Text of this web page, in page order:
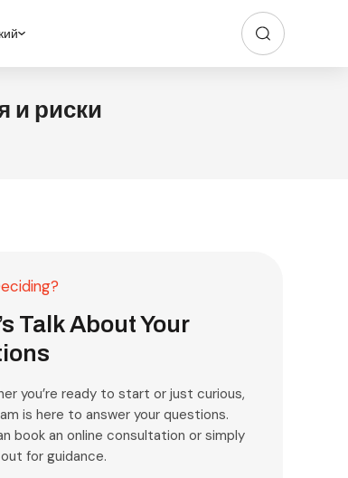
и риски
Talk About Your
you’re ready to start or just curious,
is here to answer your questions.
book an online consultation or simply
for guidance.